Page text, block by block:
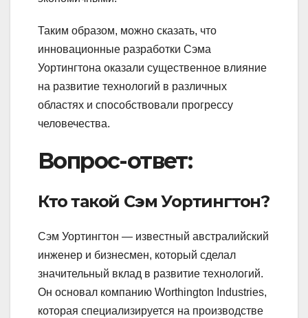
Таким образом, можно сказать, что
инновационные разработки Сэма
Уортингтона оказали существенное влияние
на развитие технологий в различных
областях и способствовали прогрессу
человечества.
Вопрос-ответ:
Кто такой Сэм Уортингтон?
Сэм Уортингтон — известный австралийский
инженер и бизнесмен, который сделал
значительный вклад в развитие технологий.
Он основал компанию Worthington Industries,
которая специализируется на производстве